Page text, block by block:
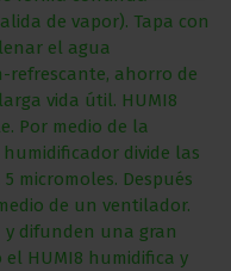
de vapor). Tapa con
el agua
refrescante, ahorro de
vida útil. HUMI8
Por medio de la
divide las
micromoles. Después
de un ventilador.
y difunden una gran
el HUMI8 humidifica y